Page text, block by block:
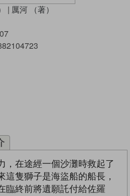
| 厲河 （著）
，在途經一個沙灘時救起了
這隻獅子是海盜船的船長，
臨終前將遺願託付給佐羅